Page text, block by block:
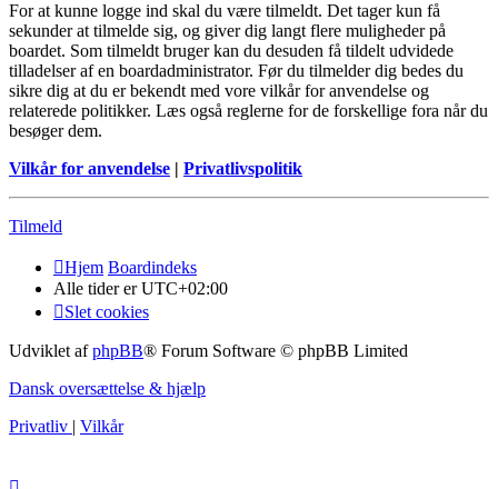
For at kunne logge ind skal du være tilmeldt. Det tager kun få
sekunder at tilmelde sig, og giver dig langt flere muligheder på
boardet. Som tilmeldt bruger kan du desuden få tildelt udvidede
tilladelser af en boardadministrator. Før du tilmelder dig bedes du
sikre dig at du er bekendt med vore vilkår for anvendelse og
relaterede politikker. Læs også reglerne for de forskellige fora når du
besøger dem.
Vilkår for anvendelse | Privatlivspolitik
Tilmeld
Hjem Boardindeks
Alle tider erUTC+02:00
Slet cookies
Udviklet afphpBB® Forum Software © phpBB Limited
Dansk oversættelse & hjælp
Privatliv | Vilkår